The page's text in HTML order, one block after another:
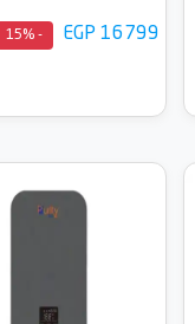
EGP 16799
- 15%
أضف إلى السلة